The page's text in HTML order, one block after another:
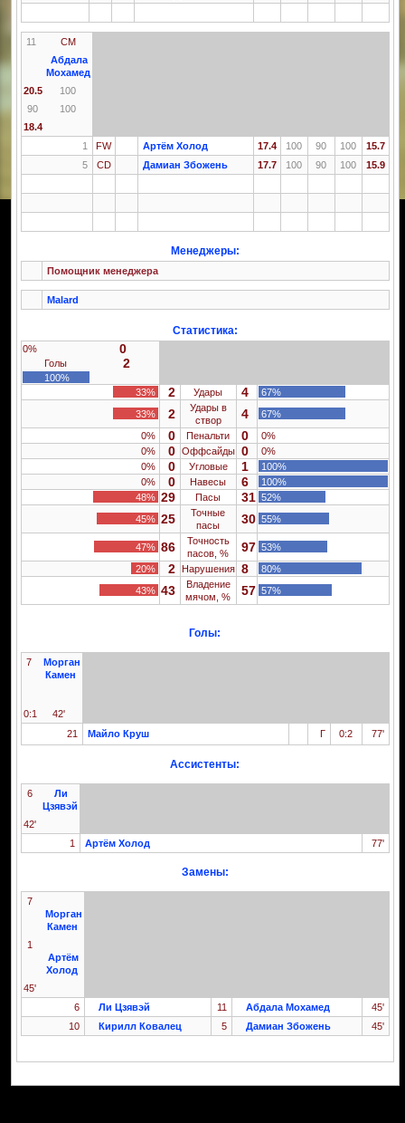
11
CM
Абдала
Мохамед
20.5
100
90
100
18.4
1
FW Артём Холод 17.4 100 90 100
15.7
5
CD Дамиан Збожень 17.7 100 90 100 15.9
Менеджеры:
Помощник менеджера
Malard
Статистика:
0% 0
Голы 2
100%
33%
2 Удары 4
67%
33%
2
Удары в
створ
4
67%
0%
0 Пенальти 0
0%
0%
0 Оффсайды 0
0%
0%
0 Угловые 1
100%
0%
0 Навесы 6
100%
48% 29 Пасы 31 52%
45% 25
Точные
пасы
30 55%
47% 86
Точность
пасов, %
97 53%
20%
2 Нарушения 8
80%
43% 43
Владение
мячом, %
57 57%
Голы:
7
Морган
Камен
0:1
42'
21
Майло Круш Г 0:2 77'
Ассистенты:
6
Ли
Цзявэй
42'
1
Артём Холод 77'
Замены:
7
Морган
Камен
1
Артём
Холод
45'
6
Ли Цзявэй 11 Абдала Мохамед
45'
10
Кирилл Ковалец 5 Дамиан Збожень 45'